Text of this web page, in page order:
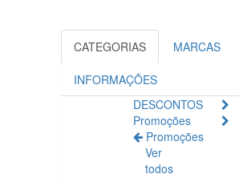
força
óssea
CATEGORIAS MARCAS
INFORMAÇÕES
DESCONTOS
Promoções
Promoções
Ver
todos